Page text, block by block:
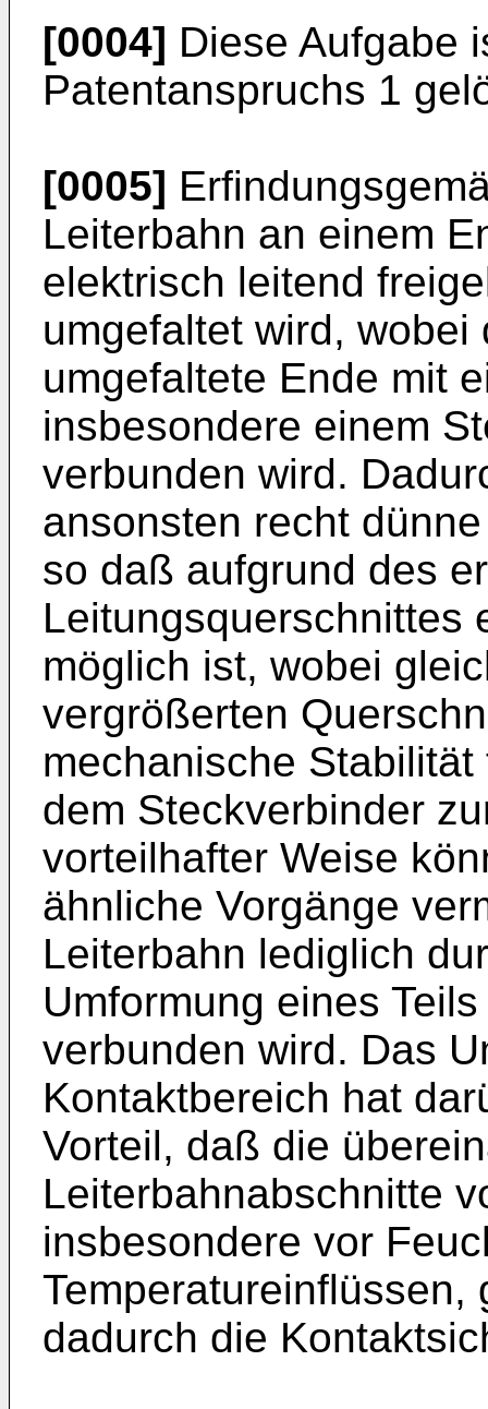
[0004] Diese Aufgabe
Patentanspruchs 1
[0005]
Leiterbahn an einem
elektrisch leitend
umgefaltet wird,
umgefaltete Ende mit
insbesondere einem
verbunden wird.
ansonsten recht
so daß aufgrund des
Leitungsquerschnittes
möglich ist, wobei
vergrößerten
mechanische
dem Steckverbinder
vorteilhafter Weise
ähnliche Vorgänge
Leiterbahn lediglich
Umformung eines
verbunden wird. Das
Kontaktbereich hat
Vorteil, daß die
Leiterbahnabschnitte
insbesondere vor
dadurch die